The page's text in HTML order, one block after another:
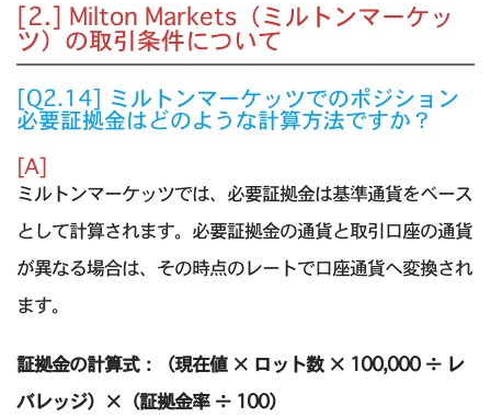
[2.] Milton Markets（ミルトンマーケッ
ツ）の取引条件について
[Q2.14] ミルトンマーケッツでのポジション
必要証拠金はどのような計算方法ですか？
[A]
ミルトンマーケッツでは、必要証拠金は基準通貨をベース
として計算されます。必要証拠金の通貨と取引口座の通貨
が異なる場合は、その時点のレートで口座通貨へ変換され
ます。
証拠金の計算式：（現在値 × ロット数 × 100,000 ÷ レ
バレッジ）×（証拠金率 ÷ 100）